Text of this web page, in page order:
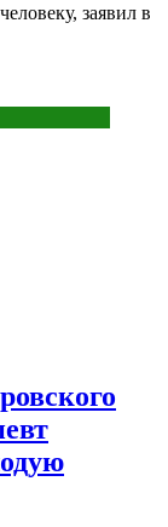
заявил в